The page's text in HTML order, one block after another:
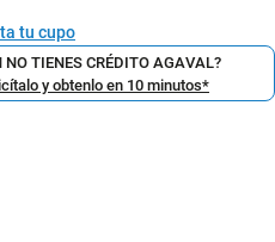
tu cupo
NO TIENES CRÉDITO AGAVAL?
y obtenlo en 10 minutos*